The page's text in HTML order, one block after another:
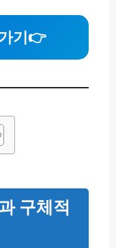
기 👉
구체적